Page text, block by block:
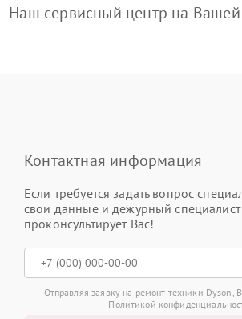
Наш сервисный центр на Вашей
Контактная информация
Если требуется задать вопрос
свои данные и дежурный специалист
проконсультирует Вас!
Отправляя заявку на ремонт техники Dyson,
Политикой